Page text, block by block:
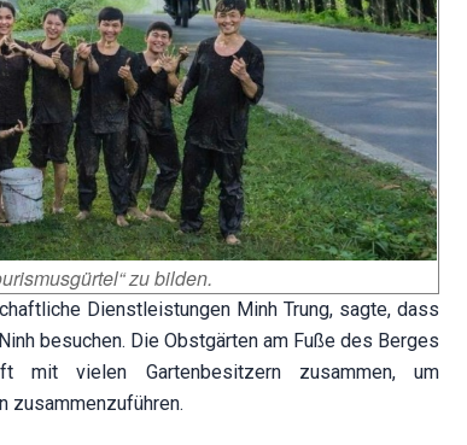
zu bilden.
Dienstleistungen Minh Trung, sagte, dass
besuchen. Die Obstgärten am Fuße des Berges
mit vielen Gartenbesitzern zusammen, um
zusammenzuführen.